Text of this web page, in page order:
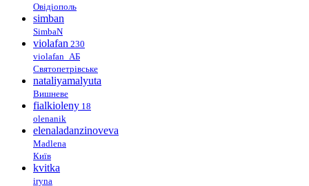
Овідіополь
simban
SimbaN
violafan 230
violafan_АБ
Святопетрівське
nataliyamalyuta
Вишневе
fialkioleny 18
olenanik
elenaladanzinoveva
Madlena
Київ
kvitka
iryna